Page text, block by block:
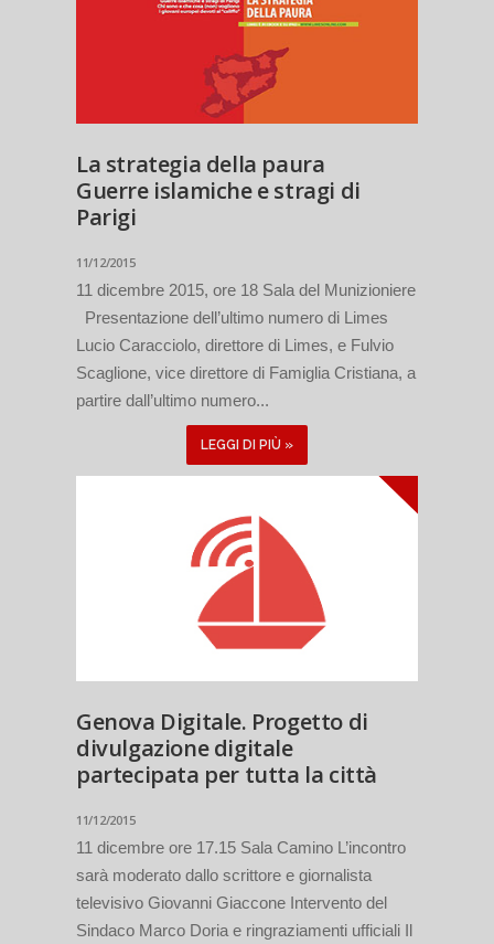
La strategia della paura
Guerre islamiche e stragi di
Parigi
11/12/2015
11 dicembre 2015, ore 18 Sala del Munizioniere
Presentazione dell’ultimo numero di Limes
Lucio Caracciolo, direttore di Limes, e Fulvio
Scaglione, vice direttore di Famiglia Cristiana, a
partire dall’ultimo numero...
LEGGI DI PIÙ »
Genova Digitale. Progetto di
divulgazione digitale
partecipata per tutta la città
11/12/2015
11 dicembre ore 17.15 Sala Camino L’incontro
sarà moderato dallo scrittore e giornalista
televisivo Giovanni Giaccone Intervento del
Sindaco Marco Doria e ringraziamenti ufficiali Il